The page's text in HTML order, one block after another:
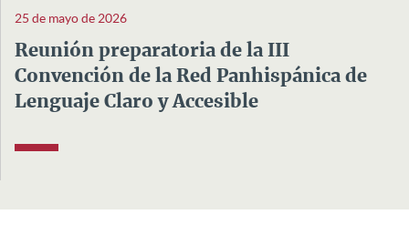
25 de mayo de 2026
Reunión preparatoria de la III
Convención de la Red Panhispánica de
Lenguaje Claro y Accesible